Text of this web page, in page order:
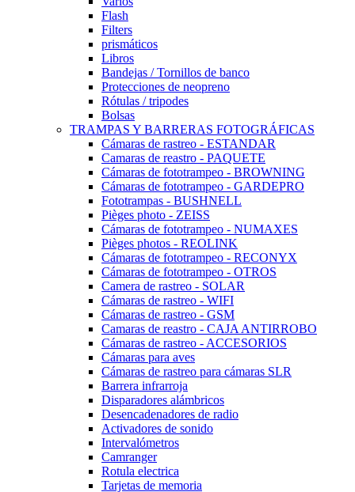
Flash
Filters
prismáticos
Libros
Bandejas / Tornillos de banco
Protecciones de neopreno
Rótulas / tripodes
Bolsas
TRAMPAS Y BARRERAS FOTOGRÁFICAS
Cámaras de rastreo - ESTANDAR
Camaras de reastro - PAQUETE
Cámaras de fototrampeo - BROWNING
Cámaras de fototrampeo - GARDEPRO
Fototrampas - BUSHNELL
Pièges photo - ZEISS
Cámaras de fototrampeo - NUMAXES
Pièges photos - REOLINK
Cámaras de fototrampeo - RECONYX
Cámaras de fototrampeo - OTROS
Camera de rastreo - SOLAR
Cámaras de rastreo - WIFI
Cámaras de rastreo - GSM
Camaras de reastro - CAJA ANTIRROBO
Cámaras de rastreo - ACCESORIOS
Cámaras para aves
Cámaras de rastreo para cámaras SLR
Barrera infrarroja
Disparadores alámbricos
Desencadenadores de radio
Activadores de sonido
Intervalómetros
Camranger
Rotula electrica
Tarjetas de memoria